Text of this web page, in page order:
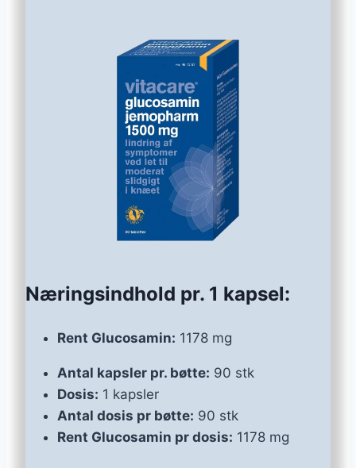
Næringsindhold pr. 1 kapsel:
Rent Glucosamin: 1178 mg
Antal kapsler pr. bøtte: 90 stk
Dosis: 1 kapsler
Antal dosis pr bøtte: 90 stk
Rent Glucosamin pr dosis: 1178 mg